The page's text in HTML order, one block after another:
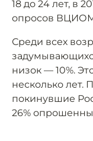
18 до 24 лет, в
опросов
Среди всех
низок — 10%.
несколько лет.
покинувшие
26%